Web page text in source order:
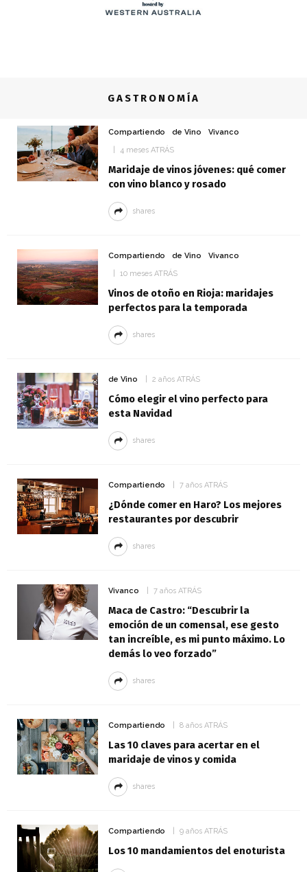
GASTRONOMÍA
Compartiendo de Vino
Vivanco
4 meses ATRÁS
Maridaje de vinos jóvenes: qué comer
con vino blanco y rosado
shares
Compartiendo de Vino
Vivanco
10 meses ATRÁS
Vinos de otoño en Rioja: maridajes
perfectos para la temporada
shares
de Vino 2 años ATRÁS
Cómo elegir el vino perfecto para
esta Navidad
shares
Compartiendo 7 años ATRÁS
¿Dónde comer en Haro? Los mejores
restaurantes por descubrir
shares
Vivanco 7 años ATRÁS
Maca de Castro: “Descubrir la
emoción de un comensal, ese gesto
tan increíble, es mi punto máximo. Lo
demás lo veo forzado”
shares
Compartiendo 8 años ATRÁS
Las 10 claves para acertar en el
maridaje de vinos y comida
shares
Compartiendo 9 años ATRÁS
Los 10 mandamientos del enoturista